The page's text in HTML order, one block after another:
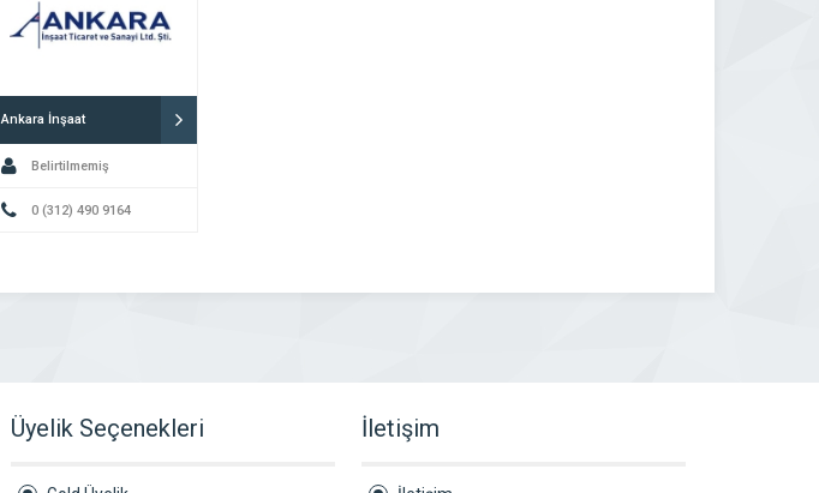
Ankara İnşaat
Belirtilmemiş
0 (312) 490 9164
Üyelik Seçenekleri İletişim